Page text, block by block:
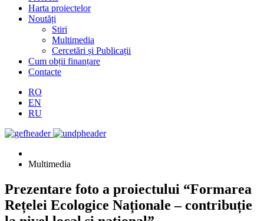
Harta proiectelor
Noutăți
Stiri
Multimedia
Cercetări și Publicații
Cum obții finanțare
Contacte
RO
EN
RU
Multimedia
Prezentare foto a proiectului “Formarea
Rețelei Ecologice Naționale – contribuție